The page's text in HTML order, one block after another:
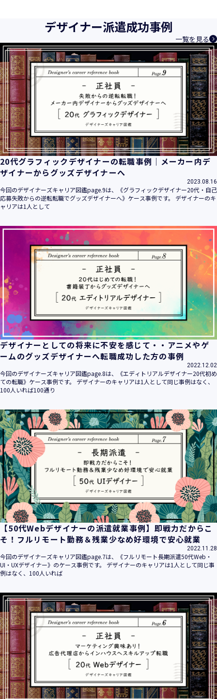
様、お取引先関係者の個人情報及び特定個人情報などを、人
材派遣サービス、人材紹介サービス、請負サービス、その
他、利用者の皆さまの「活躍の場の創造」と「就業の機会の
創出」に利用しています。また、従業者の情報及び特定個人
情報などを従業者管理に利用します。これらから当社にとっ
て個人情報及び特定個人情報の保護が重大な責務であると同
時に、個人情報などの保護を徹底することは企業の社会的責
務と認識しております。そこで、個人情報保護理念と自ら定
めた行動規範に基づき、社会的使命を十分に認識し、本人の
権利の保護、個人情報に関する法規制等を遵守致します。
また、以下に示す方針を具現化するための個人情報保護マネ
ジメントシステムを構築し、最新のＩＴ技術の動向、社会的
要請の変化、経営環境の変動等を常に認識しながら、その継
続的改善に、全社を挙げて取り組むことをここに宣言致しま
す。
当社は、事業の目的に適切な個人情報の取得・利用及び提供
を行い、特定された利用目的の達成に必要な範囲を超えた個
人情報の取扱いを行いません。また、そのための措置を講じ
当社は個人情報の取扱いに関する法令、国が定める指針その
他の規範を遵守致します。
当社は個人情報の漏えい、滅失、き損などのリスクに対して
は、合理的な安全対策を講じて防止する規程、体制を構築
し、継続的に向上させていきます。また、万一の際には速や
かに是正措置を講じます。
当社は個人情報取扱いに関する苦情及び相談に対しては、迅
速かつ誠実に対応致します。
個人情報保護マネジメントシステムは、当社を取り巻く環境
の変化と実情を踏まえ、適時・適切に見直して継続的に改善
をはかっていきます。
個人情報保護方針に関するお問合せ先 兼 個人情報に関する苦
情・相談窓口
株式会社 ユウクリ 個人情報保護管理責任者 安部 洋平
〒151-0073 東京都渋谷区笹塚1-55-7 マルエスファーストビ
ル 7F
info@y-create.co.jp
電話番号：03-6712-7970（土日休日を除く9:00～18:00）
平成16年 2月 1日
平成21年 3月23日 改訂
平成23年 4月 1日 改訂
平成26年 9月10日 改訂
平成27年 6月24日 改訂
平成28年11月 1日 改訂
平成30年 7月 1日 改訂
令和6年 5月 1日 改訂
令和7年 2月17日 改訂
株式会社ユウクリ（以下「当社」といいます。）が取得する
個人情報とは、個人の識別に係る以下の情報をいいます。
カード情報、ログインID、パスワード、ニックネーム、IPア
ドレス等において、特定の個人を識別できる情報
（他の情報と照合することができ、それにより特定の個人を
識別することができることとなるものを含みます。）
・当社の運営・提供するサービス（以下総称して「当社サー
ビス」といいます。）において、お客様が、当社でご利用に
なったサービスの内容、ご利用日時、ご利用回数などのご利
用内容及びご利用履歴に関する情報
【個人情報の取得・収集について】
デザイナー派遣成功事例
一覧を見る
20代グラフィックデザイナーの転職事例｜メーカー内デ
ザイナーからグッズデザイナーへ
2023.08.16
今回のデザイナーズキャリア図鑑page.9は、《グラフィックデザイナー20代・自己
応募失敗からの逆転転職でグッズデザイナーへ》ケース事例です。 デザイナーのキ
ャリアは1人として
デザイナーとしての将来に不安を感じて・・アニメやゲ
ームのグッズデザイナーへ転職成功した方の事例
2022.12.02
今回のデザイナーズキャリア図鑑page.8は、《エディトリアルデザイナー20代初め
ての転職》ケース事例です。 デザイナーのキャリアは1人として同じ事例はなく、
100人いれば100通り
【50代Webデザイナーの派遣就業事例】即戦力だからこ
そ！フルリモート勤務＆残業少なめ好環境で安心就業
2022.11.28
今回のデザイナーズキャリア図鑑page.7は、《フルリモート長期派遣50代Web・
UI・UXデザイナー》のケース事例です。 デザイナーのキャリアは1人として同じ事
例はなく、100人いれば